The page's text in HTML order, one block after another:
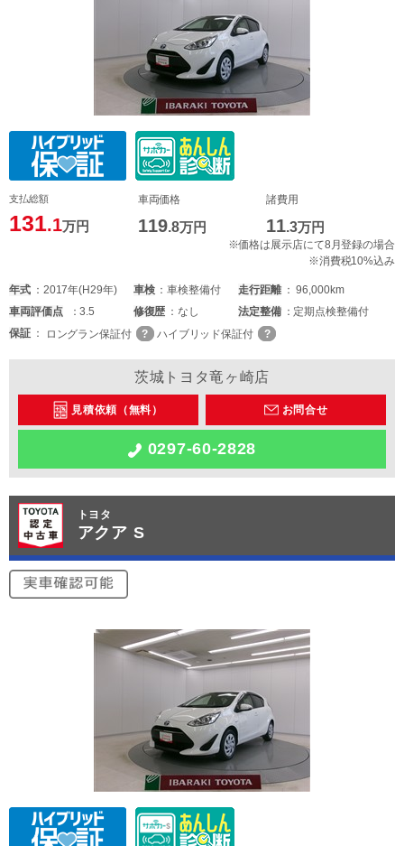
支払総額
131.1万円
車両価格
119.8万円
諸費用
11.3万円
※価格は展示店にて8月登録の場合
※消費税10%込み
年式 2017年(H29年) 車検 車検整備付 走行距離
96,000km
車両評価点 3.5 修復歴 なし 法定整備
定期点検整備付
保証
ロングラン保証付 ハイブリッド保証付
茨城トヨタ竜ヶ崎店
見積依頼（無料） お問合せ
0297-60-2828
トヨタ
アクア S